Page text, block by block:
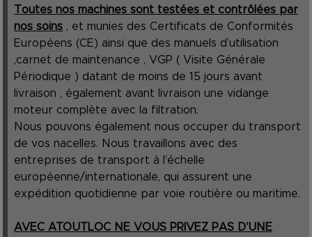
Toutes nos machines sont testées et contrôlées par
nos soins , et munies des Certificats de Conformités
Européens (CE) ainsi que des manuels d’utilisation
,carnet de maintenance , VGP ( Visite Générale
Périodique ) datant de moins de 15 jours avant
livraison , également avant livraison une vidange
moteur complète avec la filtration.
Nous pouvons également nous occuper du transport
de vos nacelles. Nous travaillons avec des
entreprises de transport à l’échelle
européenne/internationale, qui assurent une
expédition quotidienne par voie routière ou maritime.
AVEC ATOUTLOC NE VOUS PRIVEZ PAS D'UNE